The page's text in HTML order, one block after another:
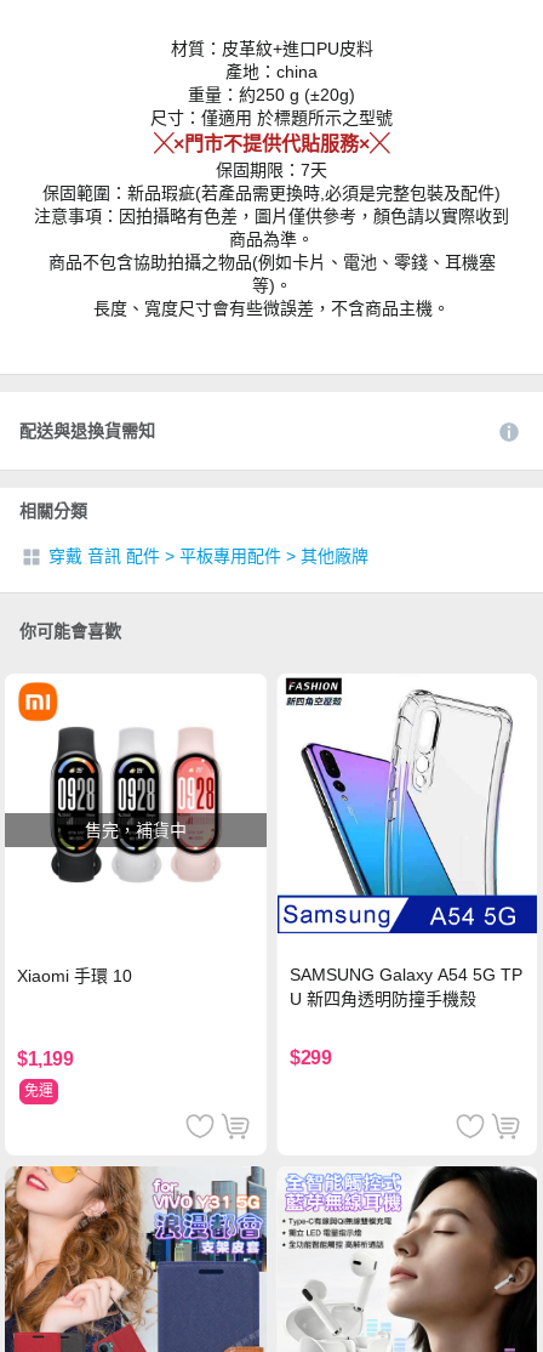
材質：皮革紋+進口PU皮料
產地：china
重量：約250 g (±20g)
尺寸：僅適用 於標題所示之型號
╳×門市不提供代貼服務×╳
保固期限：7天
保固範圍：新品瑕疵(若產品需更換時,必須是完整包裝及配件)
注意事項：因拍攝略有色差，圖片僅供參考，顏色請以實際收到
商品為準。
商品不包含協助拍攝之物品(例如卡片、電池、零錢、耳機塞
等)。
長度、寬度尺寸會有些微誤差，不含商品主機。
配送與退換貨需知
相關分類
穿戴 音訊 配件 > 平板專用配件 > 其他廠牌
你可能會喜歡
售完，補貨中
Xiaomi 手環 10
$1,199
免運
SAMSUNG Galaxy A54 5G TP
U 新四角透明防撞手機殼
$299